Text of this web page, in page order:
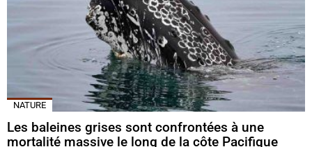
NATURE
Les baleines grises sont confrontées à une
mortalité massive le long de la côte Pacifique